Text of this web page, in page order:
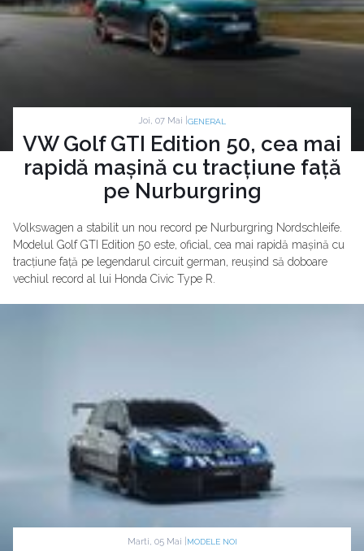
Joi, 07 Mai | GENERAL
VW Golf GTI Edition 50, cea mai
rapidă mașină cu tracțiune față
pe Nurburgring
Volkswagen a stabilit un nou record pe Nurburgring Nordschleife.
Modelul Golf GTI Edition 50 este, oficial, cea mai rapidă mașină cu
tracțiune față pe legendarul circuit german, reușind să doboare
vechiul record al lui Honda Civic Type R.
Marti, 05 Mai | MODELE NOI